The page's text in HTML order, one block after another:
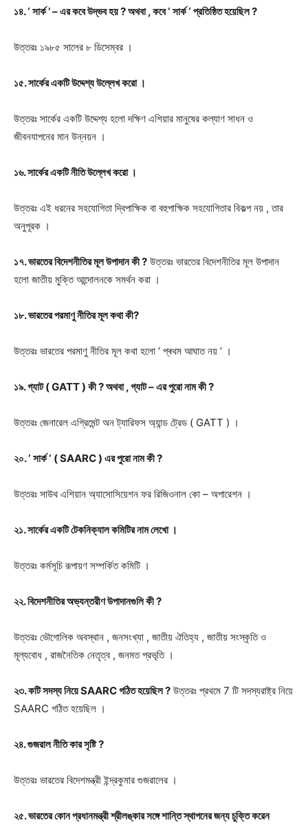
১৪. ‘ সার্ক ’ – এর কবে উদ্ভব হয় ? অথবা , কবে ‘ সার্ক ‘ প্রতিষ্ঠিত হয়েছিল ?
উত্তরঃ ১৯৮৫ সালের ৮ ডিসেম্বর ।
১৫. সার্কের একটি উদ্দেশ্য উল্লেখ করো ।
উত্তরঃ সার্কের একটি উদ্দেশ্য হলো দক্ষিণ এশিয়ার মানুষের কল্যাণ সাধন ও
জীবনযাপনের মান উন্নয়ন ।
১৬. সার্কের একটি নীতি উল্লেখ করো ।
উত্তরঃ এই ধরনের সহযোগিতা দ্বিপাক্ষিক বা বহুপাক্ষিক সহযোগিতার বিকল্প নয় , তার
অনুপূরক ।
১৭. ভারতের বিদেশনীতির মূল উপাদান কী ? উত্তরঃ ভারতের বিদেশনীতির মূল উপাদান
হলো জাতীয় মুক্তি আন্দোলনকে সমর্থন করা ।
১৮. ভারতের পরমাণু নীতির মূল কথা কী?
উত্তরঃ ভারতের পরমাণু নীতির মূল কথা হলো ‘ প্ৰথম আঘাত নয় ’ ।
১৯. গ্যাট ( GATT ) কী ? অথবা , গ্যাট – এর পুরো নাম কী ?
উত্তরঃ জেনারেল এগ্রিমেন্ট অন ট্যারিফস অ্যান্ড ট্রেড ( GATT ) ।
২০. ‘ সার্ক ‘ ( SAARC ) এর পুরো নাম কী ?
উত্তরঃ সাউথ এশিয়ান অ্যাসোসিয়েশন ফর রিজিওনাল কো – অপারেশন ।
২১. সার্কের একটি টেকনিক্যাল কমিটির নাম লেখো ।
উত্তরঃ কর্মসূচি রূপায়ণ সম্পর্কিত কমিটি ।
২২. বিদেশনীতির অভ্যন্তরীণ উপাদানগুলি কী ?
উত্তরঃ ভৌগোলিক অবস্থান , জনসংখ্যা , জাতীয় ঐতিহ্য , জাতীয় সংস্কৃতি ও
মূল্যবোধ , রাজনৈতিক নেতৃত্ব , জনমত প্রভৃতি ।
২৩. কটি সদস্য নিয়ে SAARC গঠিত হয়েছিল ? উত্তরঃ প্রথমে 7 টি সদস্যরাষ্ট্র নিয়ে
SAARC গঠিত হয়েছিল ।
২৪. গুজরাল নীতি কার সৃষ্টি ?
উত্তরঃ ভারতের বিদেশমন্ত্রী ইন্দ্রকুমার গুজরালের ।
২৫. ভারতের কোন প্রধানমন্ত্রী শ্রীলঙ্কার সঙ্গে শান্তি স্থাপনের জন্য চুক্তি করেন